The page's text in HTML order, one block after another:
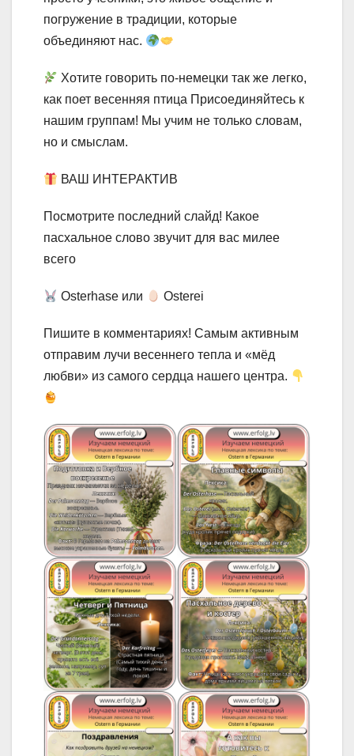
погружение в традиции, которые
объединяют нас.
Хотите говорить по-немецки так же легко,
как поет весенняя птица Присоединяйтесь к
нашим группам! Мы учим не только словам,
но и смыслам.
ВАШ ИНТЕРАКТИВ
Посмотрите последний слайд! Какое
пасхальное слово звучит для вас милее
всего
Osterhase или Osterei
Пишите в комментариях! Самым активным
отправим лучи весеннего тепла и «мёд
любви» из самого сердца нашего центра.